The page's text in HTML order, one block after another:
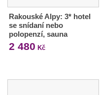
Rakouské Alpy: 3* hotel
se snídaní nebo
polopenzí, sauna
2 480 Kč